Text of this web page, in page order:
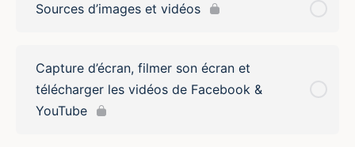
Sources d’images et vidéos
Capture d’écran, filmer son écran et
télécharger les vidéos de Facebook &
YouTube